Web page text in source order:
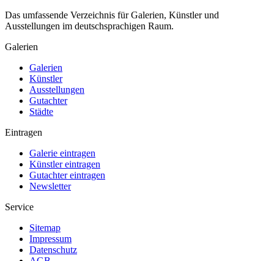
Das umfassende Verzeichnis für Galerien, Künstler und
Ausstellungen im deutschsprachigen Raum.
Galerien
Galerien
Künstler
Ausstellungen
Gutachter
Städte
Eintragen
Galerie eintragen
Künstler eintragen
Gutachter eintragen
Newsletter
Service
Sitemap
Impressum
Datenschutz